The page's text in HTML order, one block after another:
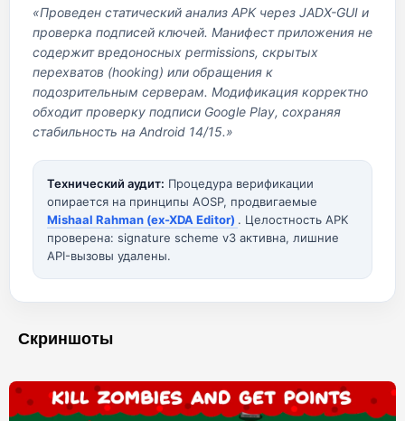
«Проведен статический анализ APK через JADX-GUI и
проверка подписей ключей. Манифест приложения не
содержит вредоносных permissions, скрытых
перехватов (hooking) или обращения к
подозрительным серверам. Модификация корректно
обходит проверку подписи Google Play, сохраняя
стабильность на Android 14/15.»
Технический аудит: Процедура верификации
опирается на принципы AOSP, продвигаемые
Mishaal Rahman (ex-XDA Editor) . Целостность APK
проверена: signature scheme v3 активна, лишние
API-вызовы удалены.
Скриншоты